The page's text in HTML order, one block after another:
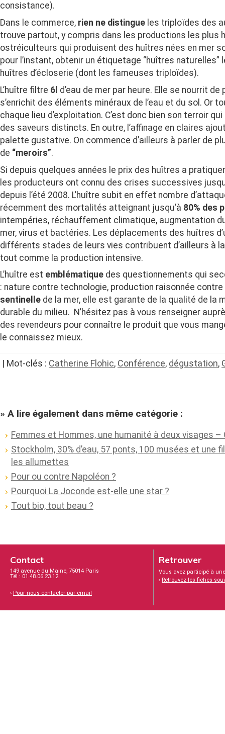
consistance).
Dans le commerce, rien ne distingue les triploïdes des
trouve partout, y compris dans les productions les plus
ostréiculteurs qui produisent des huîtres nées en mer
pour l’instant, obtenir un étiquetage “huîtres
huîtres d’écloserie (dont les fameuses triploïdes).
L’huître filtre 6l d’eau de mer par heure. Elle se nourrit
s’enrichit des éléments minéraux de l’eau et du sol. Or
chaque lieu d’exploitation. C’est donc bien son terroir
des saveurs distincts. En outre, l’affinage en claires
palette gustative. On commence d’ailleurs à parler de
de “meroirs”.
Si depuis quelques années le prix des huîtres a
les producteurs ont connu des crises successives
depuis l’été 2008. L’huître subit en effet nombre
récemment des mortalités atteignant jusqu’à 80% des
intempéries, réchauffement climatique, augmentation
mer, virus et bactéries. Les déplacements des huîtres
différents stades de leurs vies contribuent d’ailleurs à
tout comme la production intensive.
L’huître est emblématique des questionnements qui
: nature contre technologie, production raisonnée
sentinelle de la mer, elle est garante de la qualité de la
durable du milieu. N’hésitez pas à vous renseigner
des revendeurs pour connaître le produit que vous
le connaissez mieux.
| Mot-clés : Catherine Flohic, Conférence, dégustation,
» A lire également dans même catégorie :
Femmes et Hommes, une humanité à deux visages –
Stockholm, 30% d’eau, 57 ponts, 100 musées et une
les allumettes
Pour ou contre Napoléon ?
Pourquoi La Joconde est-elle une star ?
Tout bio, tout beau ?
Contact
149 avenue du Maine, 75014 Paris
Tél : 01.48.06.23.12
› Pour nous contacter par email
Retrouver
Vous avez participé à
› Retrouvez les fiches